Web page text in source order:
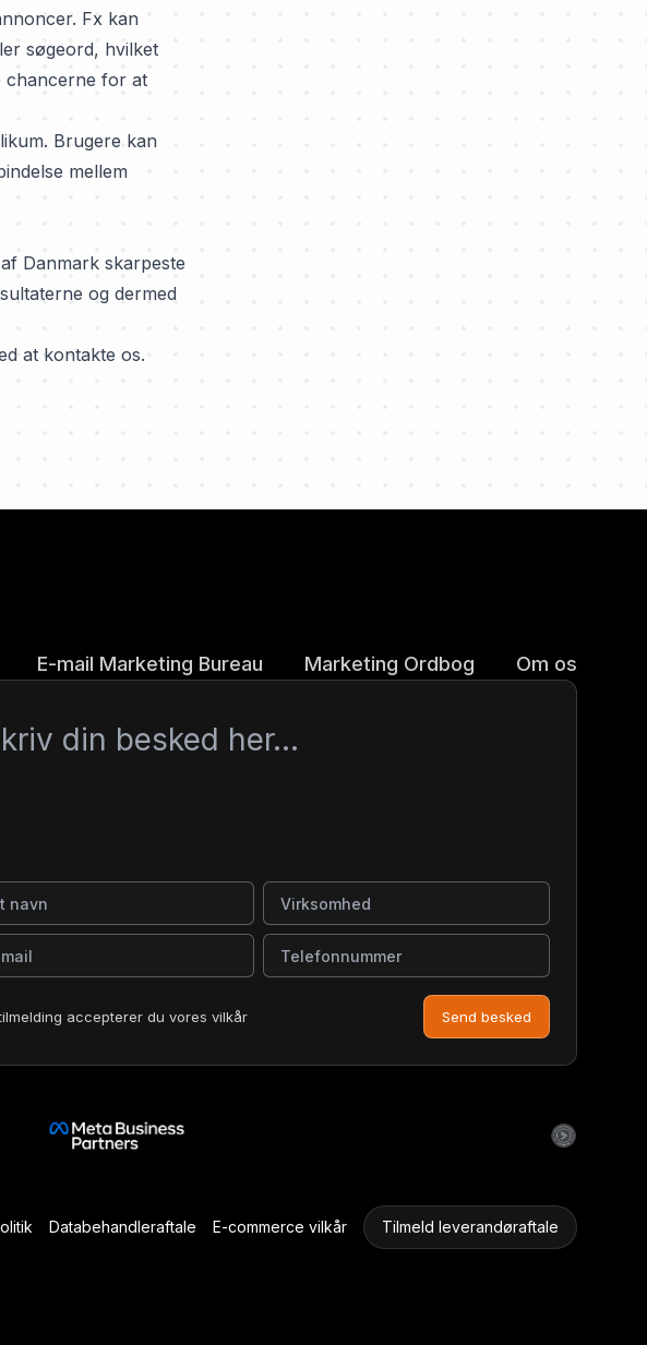
Fx kan
søgeord, hvilket
chancerne for at
Brugere kan
mellem
Danmark skarpeste
og dermed
at kontakte os.
E-mail Marketing Bureau Marketing Ordbog Om os
Virksomhed
Telefonnummer
accepterer du vores vilkår Send besked
Databehandleraftale E-commerce vilkår Tilmeld leverandøraftale